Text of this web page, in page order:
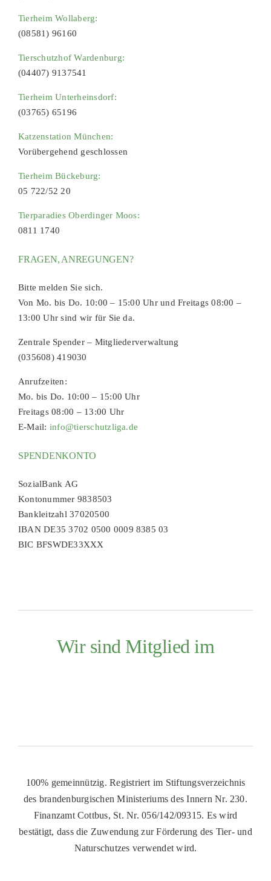
Tierheim Wollaberg:
(08581) 96160
Tierschutzhof Wardenburg:
(04407) 9137541
Tierheim Unterheinsdorf:
(03765) 65196
Katzenstation München:
Vorübergehend geschlossen
Tierheim Bückeburg:
05 722/52 20
Tierparadies Oberdinger Moos:
0811 1740
FRAGEN, ANREGUNGEN?
Bitte melden Sie sich.
Von Mo. bis Do. 10:00 – 15:00 Uhr und Freitags 08:00 –
13:00 Uhr sind wir für Sie da.
Zentrale Spender – Mitgliederverwaltung
(035608) 419030
Anrufzeiten:
Mo. bis Do. 10:00 – 15:00 Uhr
Freitags 08:00 – 13:00 Uhr
E-Mail: info@tierschutzliga.de
SPENDENKONTO
SozialBank AG
Kontonummer 9838503
Bankleitzahl 37020500
IBAN DE35 3702 0500 0009 8385 03
BIC BFSWDE33XXX
Wir sind Mitglied im
100% gemeinnützig. Registriert im Stiftungsverzeichnis
des brandenburgischen Ministeriums des Innern Nr. 230.
Finanzamt Cottbus, St. Nr. 056/142/09315. Es wird
bestätigt, dass die Zuwendung zur Förderung des Tier- und
Naturschutzes verwendet wird.